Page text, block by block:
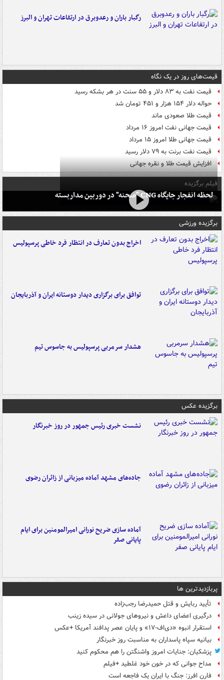
رگبار باران و رعدوبرق در ارتفاعات تهران و البرز
قیمت‌های روز در یک نگاه
قیمت نفت به ۸۳ دلار و ۵۵ سنت در هر بشکه رسید
حواله دلار ۱۵۴ هزار و ۴۵۱ تومان شد
قیمت طلا صعودی ماند
قیمت جهانی نفت امروز ۱۶ مرداد
قیمت جهانی طلا امروز ۱۵ مرداد
قیمت نفت برنت به ۷۹ دلار رسید
افزایش قیمت طلا و نقره جهانی
فیلم برگزیده
لحظه انفجار جایگاه CNG "صحنه" در دوربین مداربسته
برگزیده ورزشی
اخراج بدون تعارف در انتظار فرد خاطی پرسپولیس
توافق برای برگزاری دیدار دوستانه ایران و آذربایجان
هشدار سرمربی پرسپولیس به جاسوس تیم
برگزیده عکس
نشست خبری رئیس جمهور در روز خبرنگار
جاده‌های مشهد آماده میزبانی از زائران رضوی
آماده سازی ضریح نورانی امیرالمومنین برای ایام
پایانی صفر
پربازدیدترین ها
تأیید ربایش و قتل حمیدرضا رجب‌زاده
درگیری اعضای داعش و نیروهای جولانی در سیده زینب
استقرار انبوه «دی‌اف‑۱۷» و پایان عصر پدافند آمریکا +عکس
بیانیه سپاه پاسداران به مناسبت روز خبرنگار
پزشکیان: جنایات امروز واشنگتن را هم محکوم کنید
مداح جوانی که در خون خود غلطید +فیلم
فارن افرز: جنگ با ایران یک فاجعه است